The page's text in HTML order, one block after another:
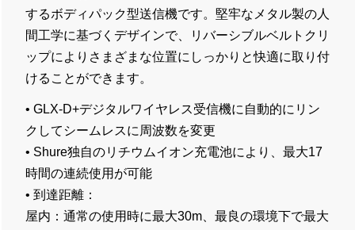
するボディパック型送信機です。堅牢なメタル製の人
間工学に基づくデザインで、リバーシブルベルトクリ
ップによりさまざまな位置にしっかりと快適に取り付
けることができます。
• GLX-D+デジタルワイヤレス受信機に自動的にリン
クしてシームレスに周波数を変更
• Shure独自のリチウムイオン充電池により、最大17
時間の連続使用が可能
• 到達距離：
屋内：通常の使用時に最大30m、最良の環境下で最大